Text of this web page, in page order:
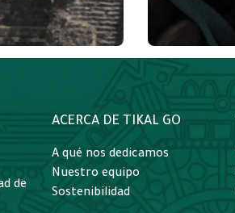
de
ACERCA DE TIKAL GO
A qué nos dedicamos
Nuestro equipo
Sostenibilidad